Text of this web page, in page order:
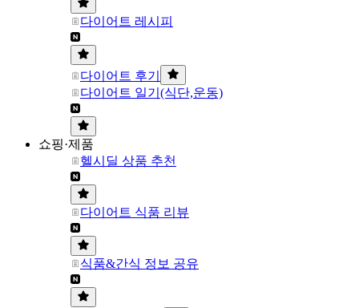
다이어트 레시피
다이어트 후기
다이어트 일기(식단,운동)
쇼핑·제품
헬시딜 상품 추천
다이어트 식품 리뷰
식품&간식 정보 공유